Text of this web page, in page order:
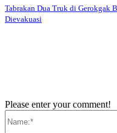
Tabrakan Dua Truk di Gerokgak
Dievakuasi
Please enter your comment!